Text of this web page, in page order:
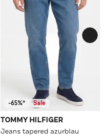
-65%* Sale
TOMMY HILFIGER
Jeans tapered azurblau